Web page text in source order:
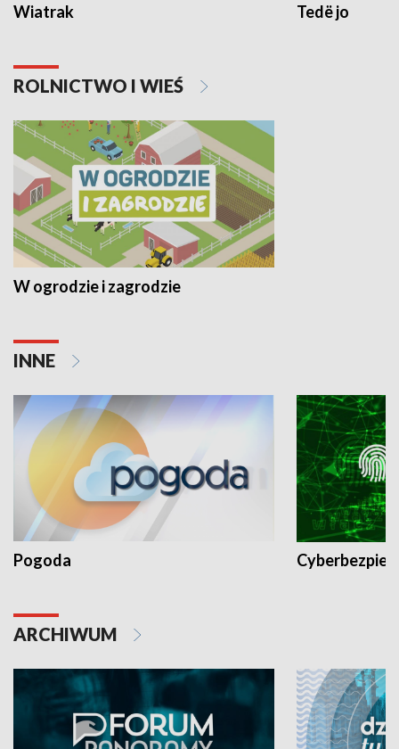
Wiatrak Tedë jo
ROLNICTWO I WIEŚ
W ogrodzie i zagrodzie
INNE
Pogoda
ARCHIWUM